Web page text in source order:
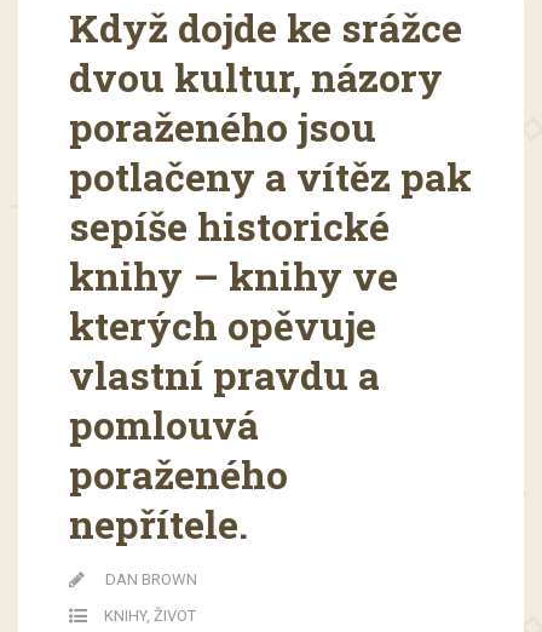
Když dojde ke srážce
dvou kultur, názory
poraženého jsou
potlačeny a vítěz pak
sepíše historické
knihy – knihy ve
kterých opěvuje
vlastní pravdu a
pomlouvá
poraženého
nepřítele.
DAN BROWN
KNIHY, ŽIVOT